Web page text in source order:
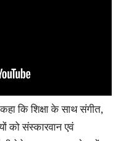
कि शिक्षा के साथ संगीत,
को संस्कारवान एवं